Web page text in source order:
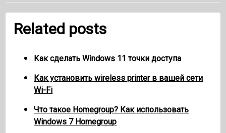
Related posts
Как сделать Windows 11 точки доступа
Как установить wireless printer в вашей сети
Wi-Fi
Что такое Homegroup? Как использовать
Windows 7 Homegroup